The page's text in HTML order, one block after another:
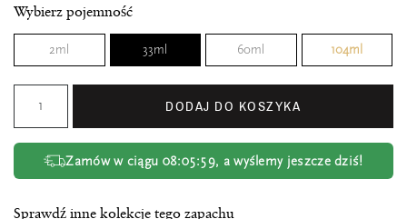
Wybierz pojemność
2ml 33ml 60ml 104ml
DODAJ DO KOSZYKA
Zamów w ciągu 08:05:58, a wyślemy jeszcze dziś!
Sprawdź inne kolekcje tego zapachu